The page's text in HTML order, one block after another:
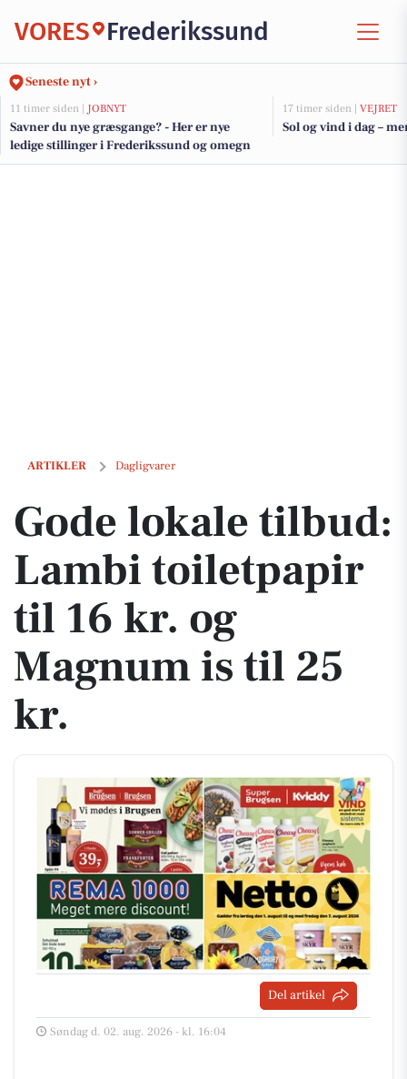
VORES Frederikssund
Seneste nyt ›
11 timer siden | JOBNYT
Savner du nye græsgange? - Her er nye
ledige stillinger i Frederikssund og omegn
17 timer siden | VEJRET
Sol og vind i dag –
ARTIKLER Dagligvarer
Gode lokale tilbud: Lambi toiletpapir til 16 kr. og Magnum is til 25 kr.
Gode lokale tilbud:
Lambi toiletpapir
til 16 kr. og
Magnum is til 25
kr.
Del artikel
Søndag d. 02. aug. 2026 - kl. 16:04